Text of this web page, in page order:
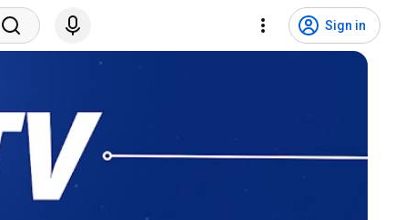
Sign in